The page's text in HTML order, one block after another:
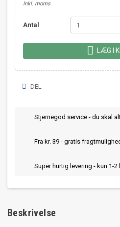
Inkl. moms
Antal
 LÆG I
DEL
Stjernegod service - du skal
Fra kr. 39 - gratis
Super hurtig levering - kun 1-2
Beskrivelse